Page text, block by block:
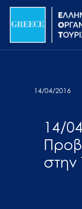
Σημείωση:
ιστότοπος
προσβασιμότητας.
Μετάβαση
περιεχόμενο
14/04/2016
14/
στην